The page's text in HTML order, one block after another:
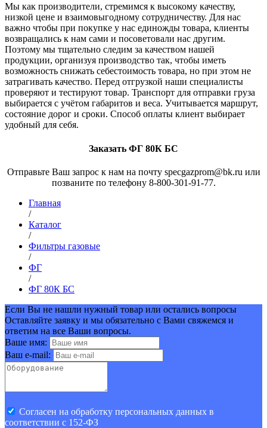
Мы как производители, стремимся к высокому качеству,
низкой цене и взаимовыгодному сотрудничеству. Для нас
важно чтобы при покупке у нас единожды товара, клиенты
возвращались к нам сами и посоветовали нас другим.
Поэтому мы тщательно следим за качеством нашей
продукции, организуя производство так, чтобы иметь
возможность снижать себестоимость товара, но при этом не
затрагивать качество. Перед отгрузкой наши специалисты
проверяют и тестируют товар. Транспорт для отправки груза
выбирается с учётом габаритов и веса. Учитывается маршрут,
состояние дорог и сроки. Способ оплаты клиент выбирает
удобный для себя.
Заказать ФГ 80К БС
Отправьте Ваш запрос к нам на почту specgazprom@bk.ru или
позваните по телефону 8-800-301-91-77.
Главная
/
Каталог
/
Фильтры газовые
/
ФГ
/
ФГ 80К БС
Если Вы не нашли нужный товар или остались вопросы
Оставляйте заявку и мы обязательно с Вами свяжемся и
ответим на все Ваши вопросы.
Ваше имя:
Ваш e-mail:
Cогласен на обработку персональных данных в
соответствии с 152-ФЗ